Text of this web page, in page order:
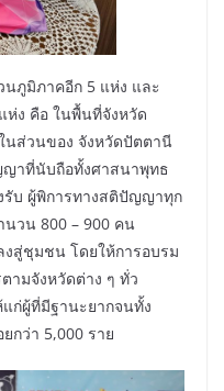
นภูมิภาคอีก 5 แห่ง และ
ห่ง คือ ในพื้นที่จังหวัด
ส่วนของ จังหวัดปัตตานี
ญาที่นับถือทั้งศาสนาพุทธ
รับ ผู้พิการทางสติปัญญาทุก
นวน 800 – 900 คน
สู่ชุมชน โดยให้การอบรม
ามจังหวัดต่าง ๆ ทั่ว
ก่ผู้ที่มีฐานะยากจนทั้ง
กว่า 5,000 ราย